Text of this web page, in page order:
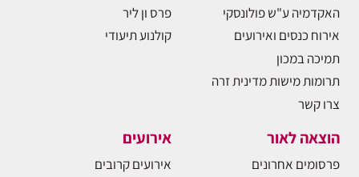
האקדמיה ע"ש פולונסקי
אירוח כנסים ואירועים
תמיכה במכון
תרומות מישות מדינית זרה
צרו קשר
פרס ון ליר
קולנוע תיעודי
הוצאה לאור
פרסומים אחרונים
אירועים
אירועים קרובים